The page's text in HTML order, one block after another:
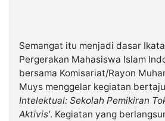
Semangat itu menjadi dasar
Pergerakan Mahasiswa Islam
bersama Komisariat/Rayon
Muys menggelar kegiatan
Intelektual: Sekolah Pemikiran
Aktivis’. Kegiatan yang